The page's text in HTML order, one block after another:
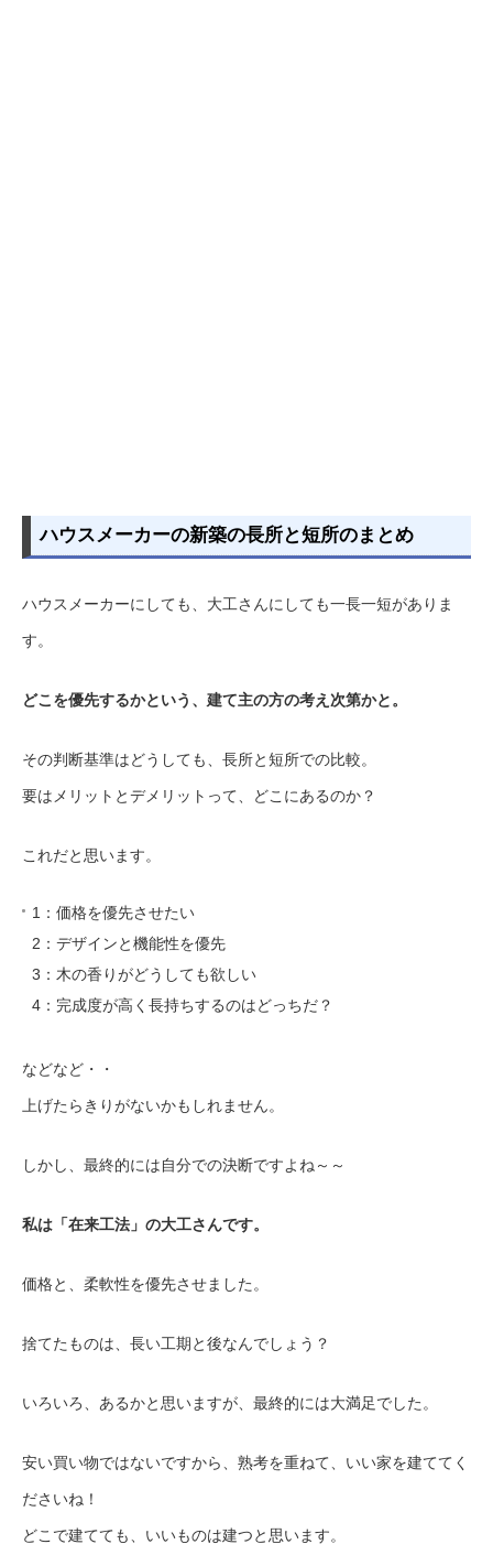
ハウスメーカーの新築の長所と短所のまとめ
ハウスメーカーにしても、大工さんにしても一長一短がありま
す。
どこを優先するかという、建て主の方の考え次第かと。
その判断基準はどうしても、長所と短所での比較。
要はメリットとデメリットって、どこにあるのか？
これだと思います。
1：価格を優先させたい
2：デザインと機能性を優先
3：木の香りがどうしても欲しい
4：完成度が高く長持ちするのはどっちだ？
などなど・・
上げたらきりがないかもしれません。
しかし、最終的には自分での決断ですよね～～
私は「在来工法」の大工さんです。
価格と、柔軟性を優先させました。
捨てたものは、長い工期と後なんでしょう？
いろいろ、あるかと思いますが、最終的には大満足でした。
安い買い物ではないですから、熟考を重ねて、いい家を建ててく
ださいね！
どこで建てても、いいものは建つと思います。